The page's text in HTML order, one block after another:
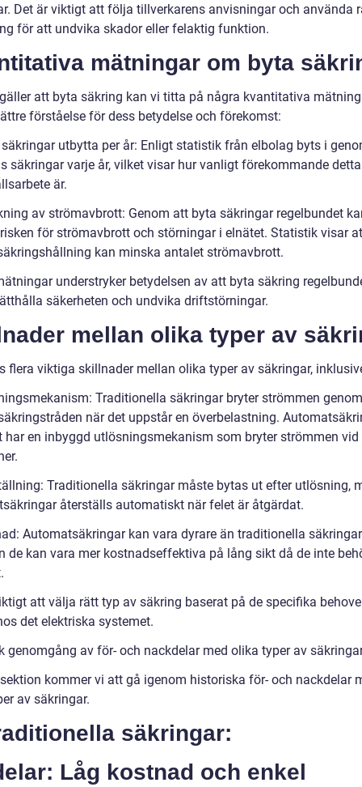
Det är viktigt att följa tillverkarens anvisningar och använda
för att undvika skador eller felaktig funktion.
mätningar om byta
att byta säkring kan vi titta på några kvantitativa
förståelse för dess betydelse och förekomst:
utbytta per år: Enligt statistik från elbolag byts i
säkringar varje år, vilket visar hur vanligt förekommande detta
är.
av strömavbrott: Genom att byta säkringar regelbundet
för strömavbrott och störningar i elnätet. Statistik visar
kan minska antalet strömavbrott.
understryker betydelsen av att byta säkring
säkerheten och undvika driftstörningar.
mellan olika typer av
flera viktiga skillnader mellan olika typer av säkringar,
Traditionella säkringar bryter strömmen
när det uppstår en överbelastning.
har en inbyggd utlösningsmekanism som bryter strömmen
Traditionella säkringar måste bytas ut efter utlösning,
återställs automatiskt när felet är åtgärdat.
Automatsäkringar kan vara dyrare än traditionella
de kan vara mer kostnadseffektiva på lång sikt då de inte
att välja rätt typ av säkring baserat på de specifika
det elektriska systemet.
genomgång av för- och nackdelar med olika typer av
kommer vi att gå igenom historiska för- och nackdelar
av säkringar.
säkringar:
Låg kostnad och enkel